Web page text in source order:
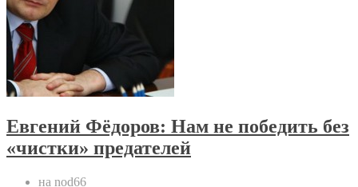
Евгений Фёдоров: Нам не победить без
«чистки» предателей
на nod66